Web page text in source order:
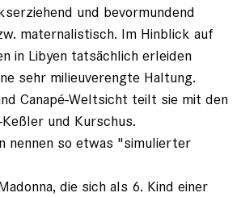
und bevormundend
maternalistisch. Im Hinblick auf
in Libyen tatsächlich erleiden
sehr milieuverengte Haltung.
Canapé-Weltsicht teilt sie mit den
und Kurschus.
nennen so etwas "simulierter
die sich als 6. Kind einer